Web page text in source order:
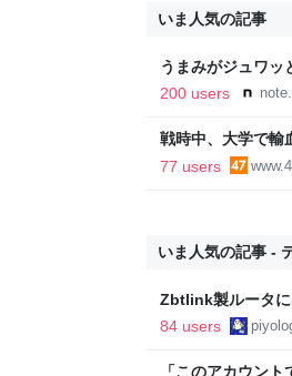
いま人気の記事
うまみがジュワッ
200 users
戦時中、大学で
77 users
いま人気の記事 -
Zbtlink製ルータに
piyolog
84 users
「このアカウン